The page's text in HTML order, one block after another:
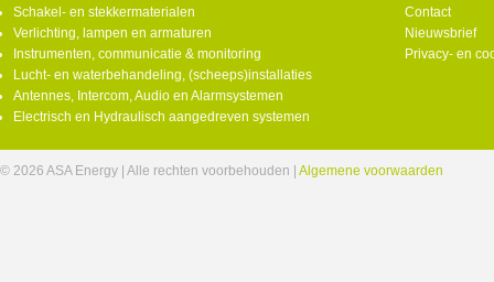
Schakel- en stekkermaterialen
Verlichting, lampen en armaturen
Instrumenten, communicatie & monitoring
Lucht- en waterbehandeling, (scheeps)installaties
Antennes, Intercom, Audio en Alarmsystemen
Electrisch en Hydraulisch aangedreven systemen
Contact
Nieuwsbrief
Privacy- en
© 2026 ASA Energy | Alle rechten voorbehouden | Algemene voorwaarden